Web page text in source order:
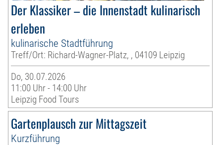
Der Klassiker – die Innenstadt kulinarisch
erleben
kulinarische Stadtführung
Treff/Ort: Richard-Wagner-Platz, , 04109 Leipzig
Do, 30.07.2026
11:00 Uhr - 14:00 Uhr
Leipzig Food Tours
Gartenplausch zur Mittagszeit
Kurzführung